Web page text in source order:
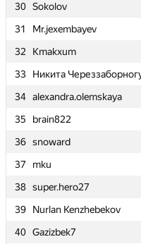
30 Sokolov
31
Mr.jexembayev
32
Kmakxum
33
Никита
34 alexandra.olemskaya
35
brain822
36 snoward
37
mku
38 super.hero27
39
Nurlan Kenzhebekov
40 Gazizbek7
30 Sokolov
31
Mr.jexembayev
32
Kmakxum
33
Никита
34 alexandra.olemskaya
35
brain822
36 snoward
37
mku
38 super.hero27
39
Nurlan Kenzhebekov
40 Gazizbek7